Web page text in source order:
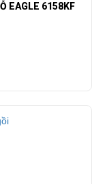
EAGLE 6158KF